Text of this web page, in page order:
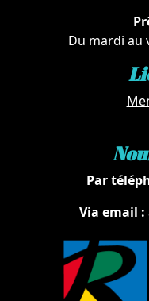
Du mardi au
Par
Via email :